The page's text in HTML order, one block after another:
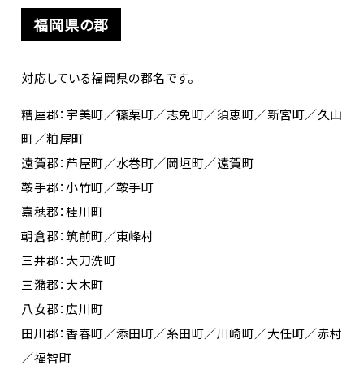
福岡県の郡
対応している福岡県の郡名です。
糟屋郡：宇美町／篠栗町／志免町／須恵町／新宮町／久山
町／粕屋町
遠賀郡：芦屋町／水巻町／岡垣町／遠賀町
鞍手郡：小竹町／鞍手町
嘉穂郡：桂川町
朝倉郡：筑前町／東峰村
三井郡：大刀洗町
三潴郡：大木町
八女郡：広川町
田川郡：香春町／添田町／糸田町／川崎町／大任町／赤村
／福智町